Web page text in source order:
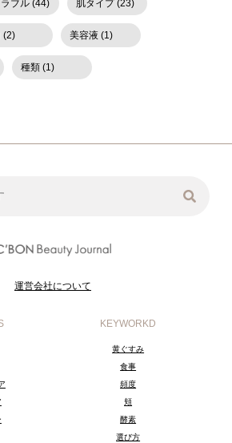
ブル (44) 肌タイプ (23)
(2) 美容液 (1)
種類 (1)
運営会社について
KEYWORKD
黄ぐすみ
食事
頻度
頬
酵素
選び方